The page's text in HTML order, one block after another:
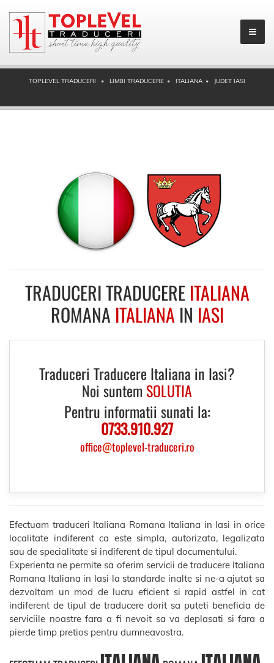
TOPLEVEL TRADUCERI LIMBI TRADUCERE ITALIANA JUDET IASI
TRADUCERI TRADUCERE ITALIANA
ROMANA ITALIANA IN IASI
Traduceri Traducere Italiana in Iasi?
Noi suntem SOLUTIA
Pentru informatii sunati la:
0733.910.927
office@toplevel-traduceri.ro
Efectuam traduceri Italiana Romana Italiana in Iasi in orice
localitate indiferent ca este simpla, autorizata, legalizata
sau de specialitate si indiferent de tipul documentului.
Experienta ne permite sa oferim servicii de traducere Italiana
Romana Italiana in Iasi la standarde inalte si ne-a ajutat sa
dezvoltam un mod de lucru eficient si rapid astfel in cat
indiferent de tipul de traducere dorit sa puteti beneficia de
serviciile noastre fara a fi nevoit sa va deplasati si fara a
pierde timp pretios pentru dumneavostra.